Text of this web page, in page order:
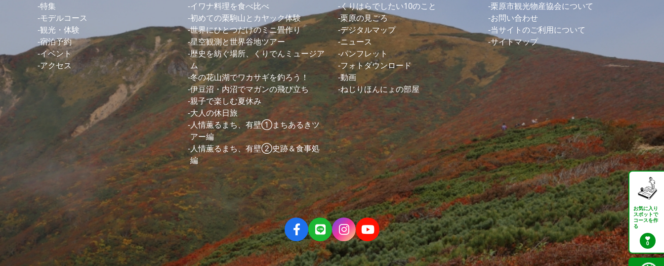
お気に入り
スポットで
コースを作
る
0
特集
モデルコース
観光・体験
宿泊予約
イベント
アクセス
イワナ料理を食べ比べ
初めての栗駒山とカヤック体験
世界にひとつだけのミニ畳作り
星空観測と世界谷地ツアー
歴史を紡ぐ場所、くりでんミュージア
ム
冬の花山湖でワカサギを釣ろう！
伊豆沼・内沼でマガンの飛び立ち
親子で楽しむ夏休み
大人の休日旅
人情薫るまち、有壁①まちあるきツ
アー編
人情薫るまち、有壁②史跡＆食事処
編
くりはらでしたい10のこと
栗原の見ごろ
デジタルマップ
ニュース
パンフレット
フォトダウンロード
動画
ねじりほんにょの部屋
栗原市観光物産協会について
お問い合わせ
当サイトのご利用について
サイトマップ